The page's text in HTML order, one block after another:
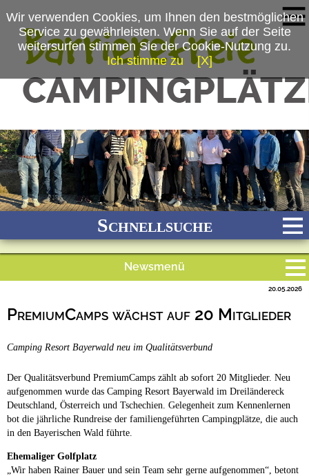
Schnellsuche
Ganzjährig geöffnet
Newsmenü
Campingplätze
Camping & Caravan
Touristik
PremiumCamps wächst auf 20 Mitglieder
20.05.2026
Camping Resort Bayerwald neu im Qualitätsverbund
Der Qualitätsverbund PremiumCamps zählt ab sofort 20 Mitglieder. Neu
aufgenommen wurde das Camping Resort Bayerwald im Dreiländereck
Deutschland, Österreich und Tschechien. Gelegenheit zum Kennenlernen
bot die jährliche Rundreise der familiengeführten Campingplätze, die auch
in den Bayerischen Wald führte.
Ehemaliger Golfplatz
„Wir haben Rainer Bauer und sein Team sehr gerne aufgenommen“, betont
Wir verwenden Cookies, um Ihnen den bestmöglichen
Service zu gewährleisten. Wenn Sie auf der Seite
weitersurfen stimmen Sie der Cookie-Nutzung zu.
Ich stimme zu
[X]